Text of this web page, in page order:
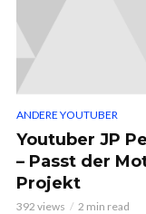
ANDERE YOUTUBER
Youtuber JP
– Passt der
Projekt
392 views 2 min read